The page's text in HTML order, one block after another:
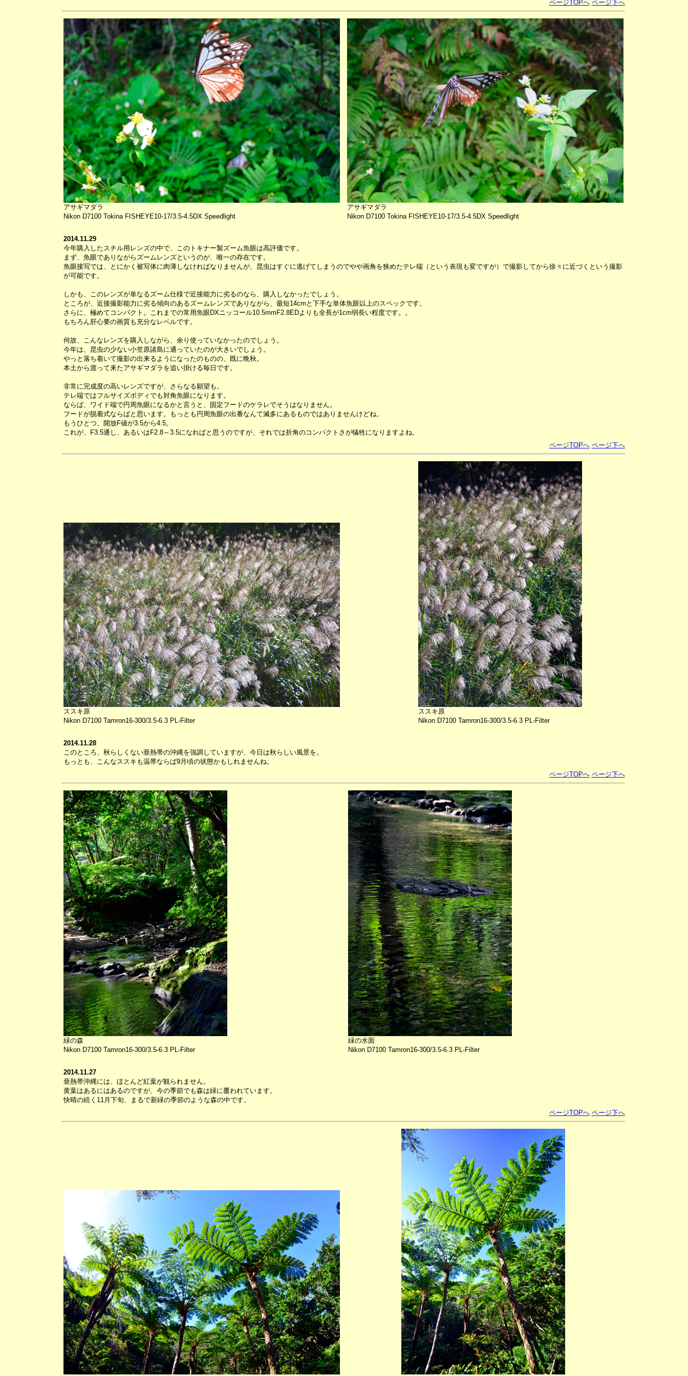
ページTOPへ ページ下へ
アサギマダラ
Nikon D7100 Tokina FISHEYE10-17/3.5-4.5DX Speedlight
アサギマダラ
Nikon D7100 Tokina FISHEYE10-17/3.5-4.5DX Speedlight
2014.11.29
今年購入したスチル用レンズの中で、このトキナー製ズーム魚眼は高評価です。
まず、魚眼でありながらズームレンズというのが、唯一の存在です。
魚眼接写では、とにかく被写体に肉薄しなければなりませんが、昆虫はすぐに逃げてしまうのでやや画角を狭めたテレ端（という表現も変ですが）で撮影してから徐々に近づくという撮影
が可能です。
しかも、このレンズが単なるズーム仕様で近接能力に劣るのなら、購入しなかったでしょう。
ところが、近接撮影能力に劣る傾向のあるズームレンズでありながら、最短14cmと下手な単体魚眼以上のスペックです。
さらに、極めてコンパクト。これまでの常用魚眼DXニッコール10.5mmF2.8EDよりも全長が1cm弱長い程度です。。
もちろん肝心要の画質も充分なレベルです。
何故、こんなレンズを購入しながら、余り使っていなかったのでしょう。
今年は、昆虫の少ない小笠原諸島に通っていたのが大きいでしょう。
やっと落ち着いて撮影の出来るようになったのものの、既に晩秋。
本土から渡って来たアサギマダラを追い掛ける毎日です。
非常に完成度の高いレンズですが、さらなる願望も。
テレ端ではフルサイズボディでも対角魚眼になります。
ならば、ワイド端で円周魚眼になるかと言うと、固定フードのケラレでそうはなりません。
フードが脱着式ならばと思います。もっとも円周魚眼の出番なんて滅多にあるものではありませんけどね。
もうひとつ、開放F値が3.5から4.5。
これが、F3.5通し、あるいはF2.8～3.5になればと思うのですが、それでは折角のコンパクトさが犠牲になりますよね。
ページTOPへ ページ下へ
ススキ原
Nikon D7100 Tamron16-300/3.5-6.3 PL-Filter
ススキ原
Nikon D7100 Tamron16-300/3.5-6.3 PL-Filter
2014.11.28
このところ、秋らしくない亜熱帯の沖縄を強調していますが、今日は秋らしい風景を。
もっとも、こんなススキも温帯ならば9月頃の状態かもしれませんね。
ページTOPへ ページ下へ
緑の森
Nikon D7100 Tamron16-300/3.5-6.3 PL-Filter
緑の水面
Nikon D7100 Tamron16-300/3.5-6.3 PL-Filter
2014.11.27
亜熱帯沖縄には、ほとんど紅葉が観られません。
黄葉はあるにはあるのですが、今の季節でも森は緑に覆われています。
快晴の続く11月下旬、まるで新緑の季節のような森の中です。
ページTOPへ ページ下へ